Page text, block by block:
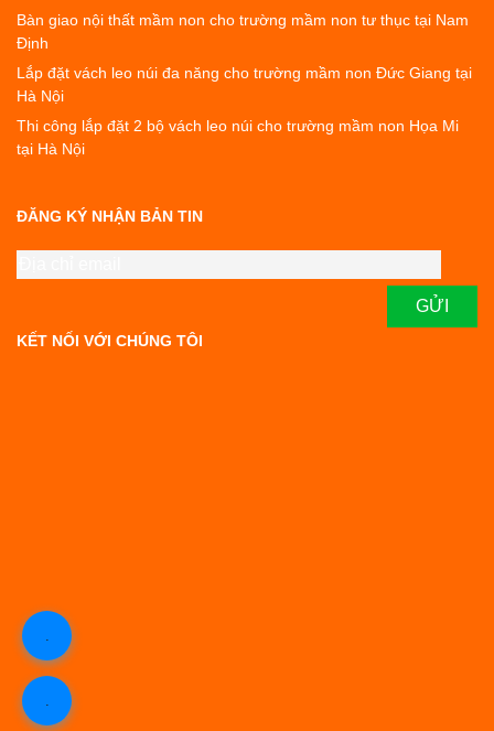
Bàn giao nội thất mầm non cho trường mầm non tư thục tại Nam
Định
Lắp đặt vách leo núi đa năng cho trường mầm non Đức Giang tại
Hà Nội
Thi công lắp đặt 2 bộ vách leo núi cho trường mầm non Họa Mi
tại Hà Nội
ĐĂNG KÝ NHẬN BẢN TIN
KẾT NỐI VỚI CHÚNG TÔI
.
.